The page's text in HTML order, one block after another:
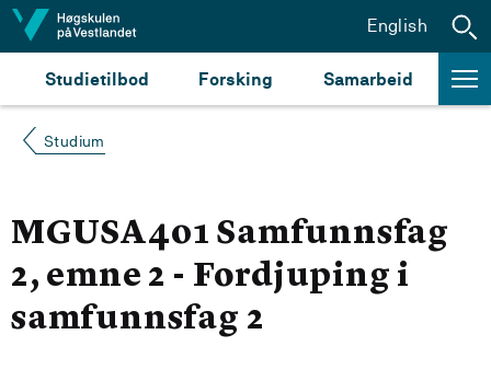
Hopp til innhald
Studietilbod Forsking Samarbeid
English
Studium
MGUSA401 Samfunnsfag
2, emne 2 - Fordjuping i
samfunnsfag 2